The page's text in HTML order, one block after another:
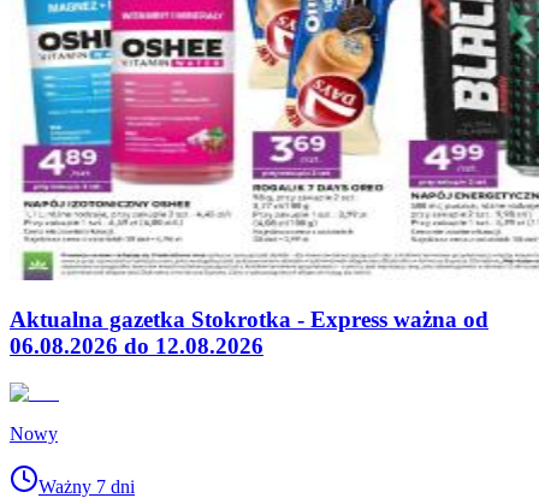
Aktualna gazetka Stokrotka - Express ważna od
06.08.2026 do 12.08.2026
Nowy
Ważny 7 dni